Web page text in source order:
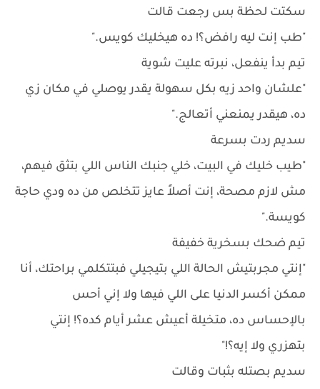
سكتت لحظة بس رجعت قالت
"طب إنت ليه رافض؟! ده هيخليك كويس."
تيم بدأ ينفعل، نبرته عليت شوية
"علشان واحد زيه بكل سهولة يقدر يوصلي في مكان زي
ده، هيقدر يمنعني أتعالج."
سديم ردت بسرعة
"طيب خليك في البيت، خلي جنبك الناس اللي بتثق فيهم،
مش لازم مصحة، إنت أصلاً عايز تتخلص من ده ودي حاجة
كويسة."
تيم ضحك بسخرية خفيفة
"إنتي مجربتيش الحالة اللي بتيجيلي فبتتكلمي براحتك، أنا
ممكن أكسر الدنيا على اللي فيها ولا إني أحس
بالإحساس ده، متخيلة أعيش عشر أيام كده؟! إنتي
بتهزري ولا إيه؟!"
سديم بصتله بثبات وقالت